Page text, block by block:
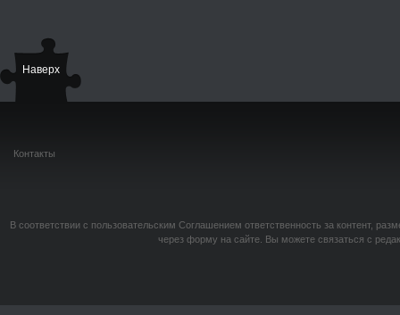
Наверх
Контакты
В соответствии с пользовательским Соглашением ответственность за контент,
через форму на сайте. Вы можете связаться с